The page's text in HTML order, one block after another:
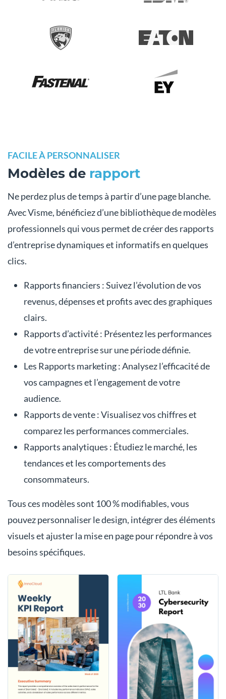
FACILE À PERSONNALISER
Modèles de rapport
Ne perdez plus de temps à partir d’une page blanche.
Avec Visme, bénéficiez d’une bibliothèque de modèles
professionnels qui vous permet de créer des rapports
d’entreprise dynamiques et informatifs en quelques
clics.
Rapports financiers : Suivez l’évolution de vos
revenus, dépenses et profits avec des graphiques
clairs.
Rapports d’activité : Présentez les performances
de votre entreprise sur une période définie.
Les Rapports marketing : Analysez l’efficacité de
vos campagnes et l’engagement de votre
audience.
Rapports de vente : Visualisez vos chiffres et
comparez les performances commerciales.
Rapports analytiques : Étudiez le marché, les
tendances et les comportements des
consommateurs.
Tous ces modèles sont 100 % modifiables, vous
pouvez personnaliser le design, intégrer des éléments
visuels et ajuster la mise en page pour répondre à vos
besoins spécifiques.